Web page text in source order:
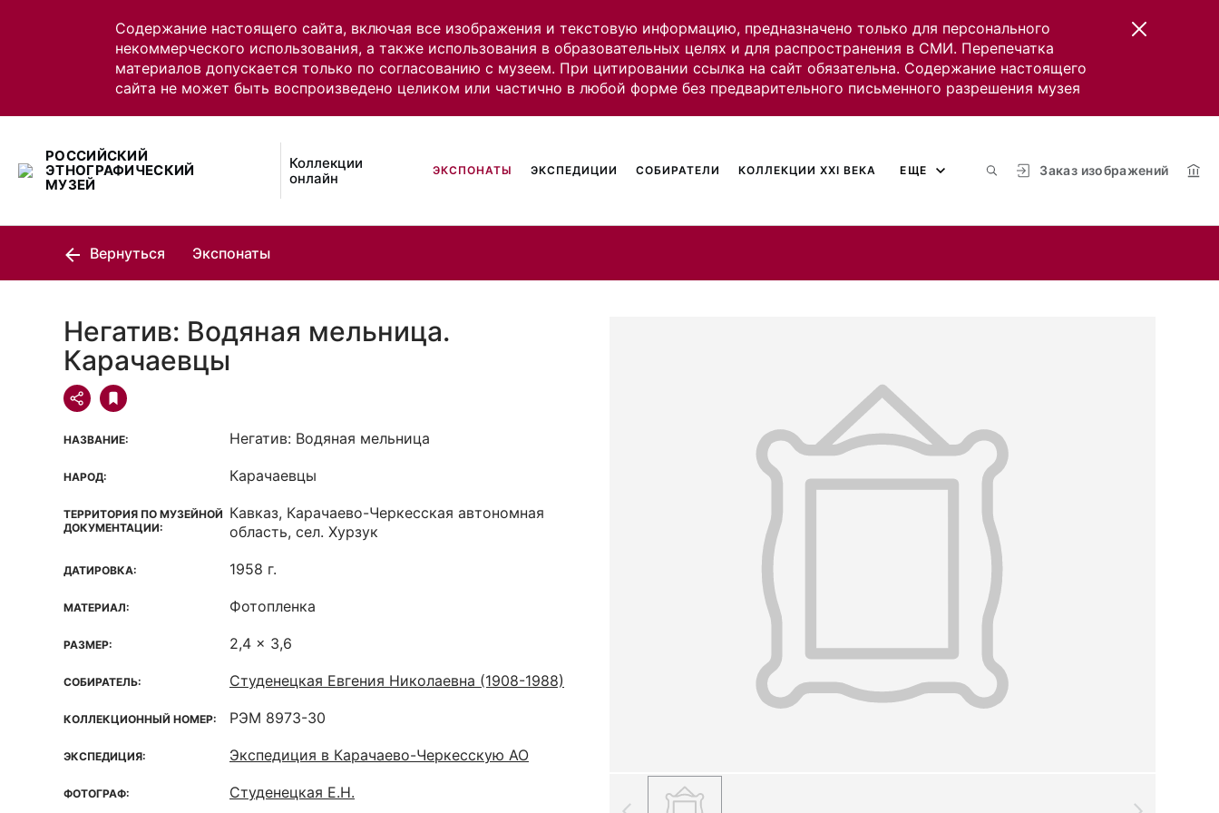
Содержание настоящего сайта, включая все изображения и текстовую информацию, предназначено только для персонального
некоммерческого использования, а также использования в образовательных целях и для распространения в СМИ. Перепечатка
материалов допускается только по согласованию с музеем. При цитировании ссылка на сайт обязательна. Содержание настоящего
сайта не может быть воспроизведено целиком или частично в любой форме без предварительного письменного разрешения музея
РОССИЙСКИЙ
ЭТНОГРАФИЧЕСКИЙ
МУЗЕЙ
Коллекции
онлайн
Заказ изображений
ЭКСПОНАТЫ ЭКСПЕДИЦИИ СОБИРАТЕЛИ КОЛЛЕКЦИИ XXI ВЕКА ЕЩЕ
Вернуться Экспонаты
Негатив: Водяная мельница.
Карачаевцы
НАЗВАНИЕ: Негатив: Водяная мельница
НАРОД: Карачаевцы
ТЕРРИТОРИЯ ПО МУЗЕЙНОЙ
ДОКУМЕНТАЦИИ:
Кавказ, Карачаево-Черкесская автономная
область, сел. Хурзук
ДАТИРОВКА: 1958 г.
МАТЕРИАЛ: Фотопленка
РАЗМЕР: 2,4 x 3,6
СОБИРАТЕЛЬ: Студенецкая Евгения Николаевна (1908-1988)
КОЛЛЕКЦИОННЫЙ НОМЕР: РЭМ 8973-30
ЭКСПЕДИЦИЯ: Экспедиция в Карачаево-Черкесскую АО
ФОТОГРАФ: Студенецкая Е.Н.